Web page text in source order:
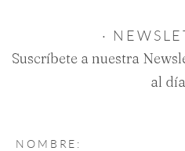
·
Suscríbete a nuestra
al
NOMBRE: